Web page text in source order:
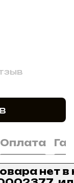
Оплата
нет в